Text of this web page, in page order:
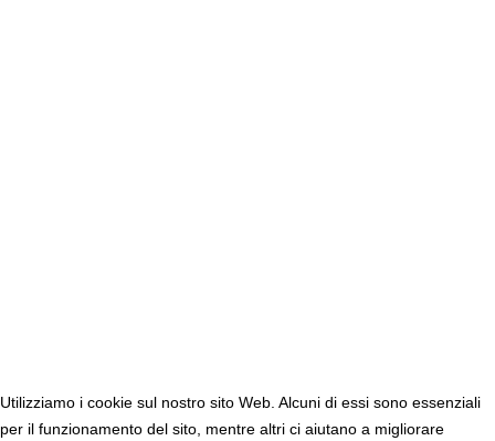
Utilizziamo i cookie sul nostro sito Web. Alcuni di essi sono essenziali
per il funzionamento del sito, mentre altri ci aiutano a migliorare